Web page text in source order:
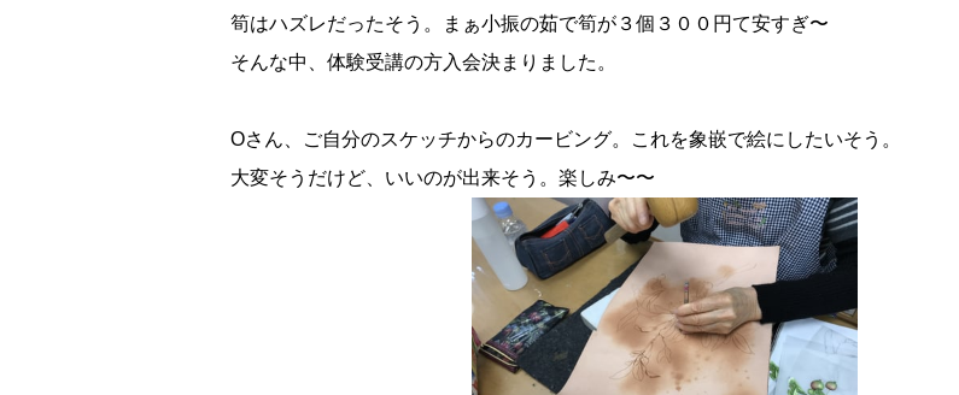
筍はハズレだったそう。まぁ小振の茹で筍が３個３００円て安すぎ〜
そんな中、体験受講の方入会決まりました。
Oさん、ご自分のスケッチからのカービング。これを象嵌で絵にしたいそう。
大変そうだけど、いいのが出来そう。楽しみ〜〜